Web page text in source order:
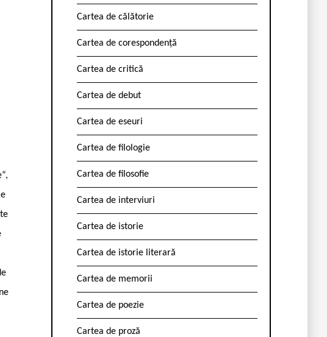
Cartea de călătorie
Cartea de corespondență
Cartea de critică
Cartea de debut
Cartea de eseuri
Cartea de filologie
Cartea de filosofie
Cartea de interviuri
Cartea de istorie
Cartea de istorie literară
Cartea de memorii
Cartea de poezie
Cartea de proză